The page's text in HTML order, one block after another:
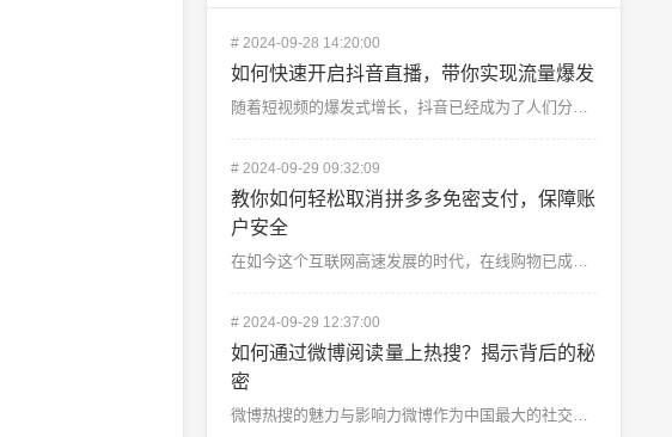
# 2024-09-28 14:20:00
如何快速开启抖音直播，带你实现流量爆发
# 2024-09-29 09:32:09
教你如何轻松取消拼多多免密支付，保障账
户安全
# 2024-09-29 12:37:00
如何通过微博阅读量上热搜？揭示背后的秘
密